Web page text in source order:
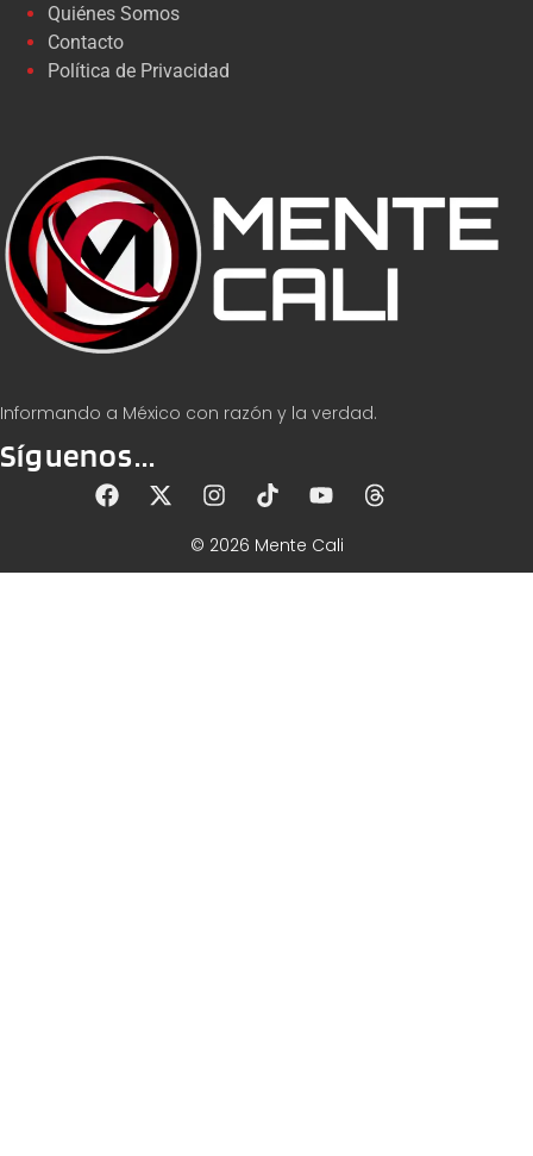
Informando a México con razón y la verdad.
Síguenos...
Quiénes Somos
Contacto
Política de Privacidad
© 2026 Mente Cali